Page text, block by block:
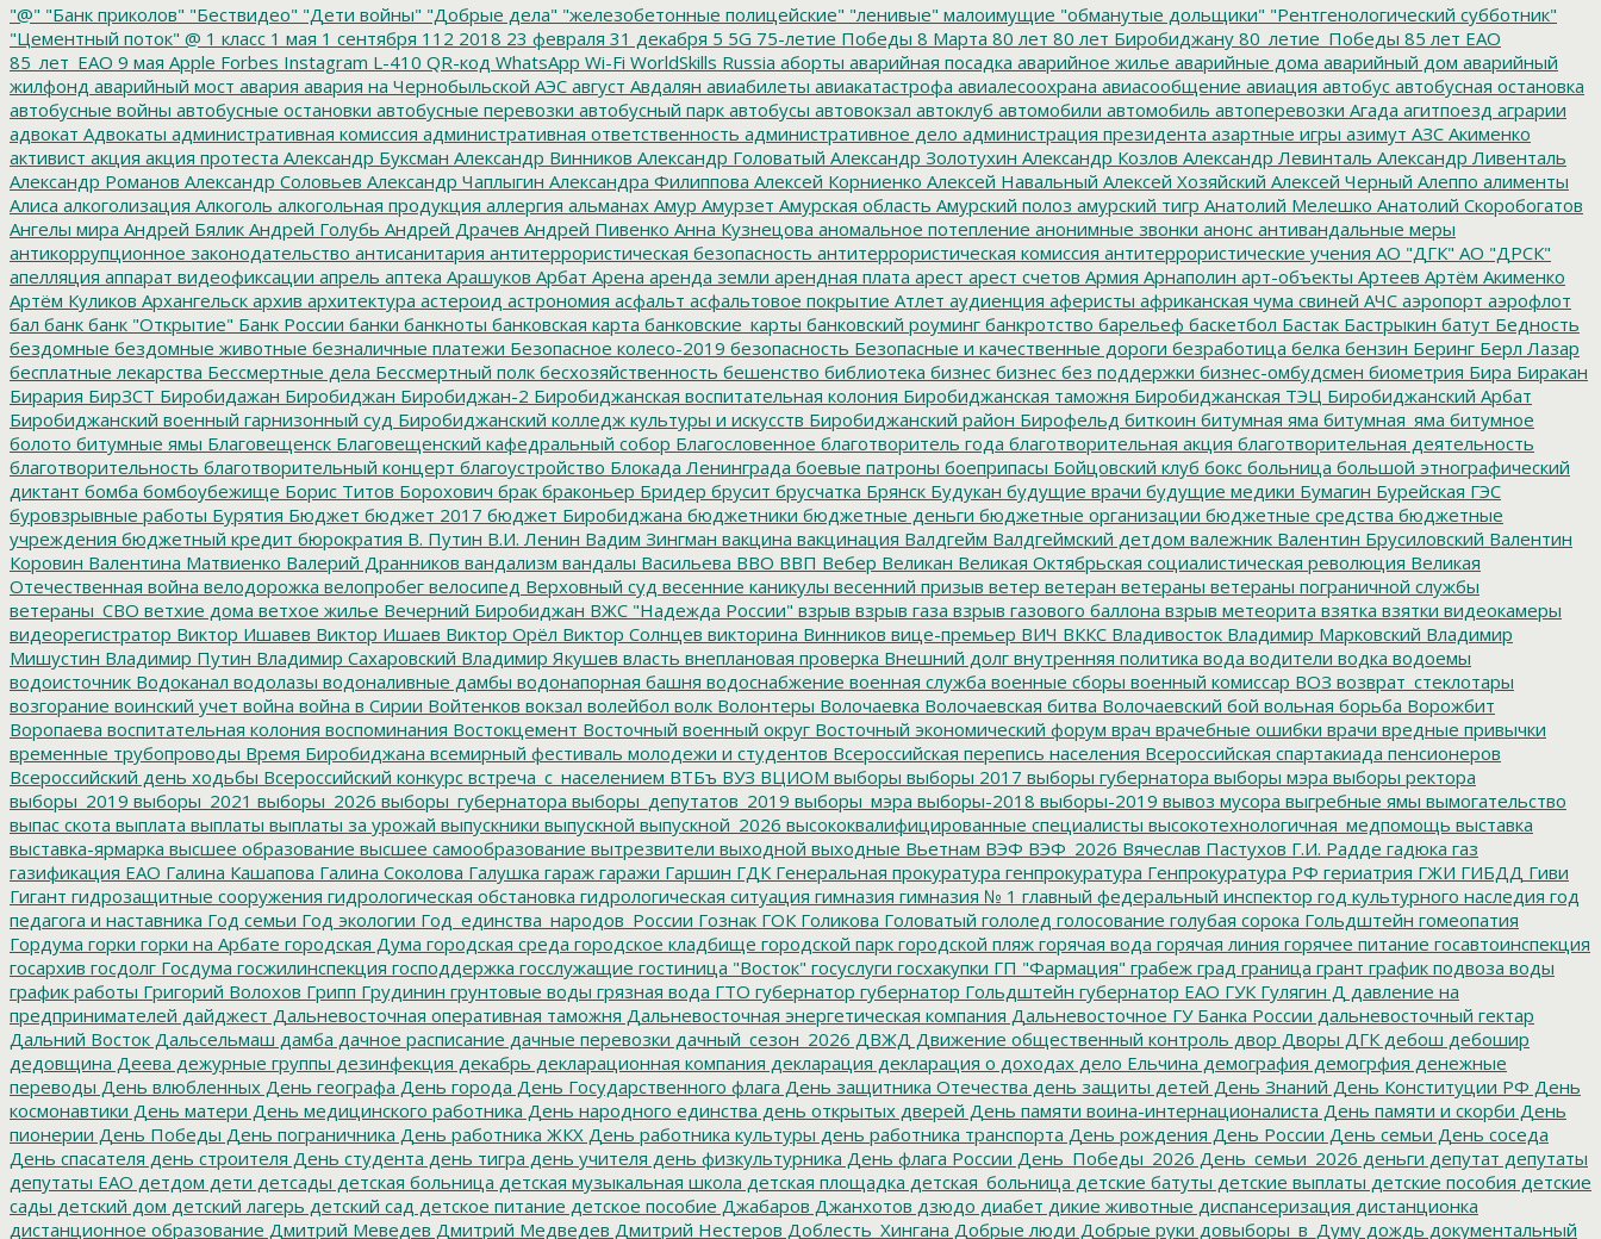
"@" "Банк приколов" "Бествидео" "Дети войны" "Добрые дела" "железобетонные полицейские" "ленивые" малоимущие "обманутые дольщики" "Рентгенологический субботник"
"Цементный поток" @ 1 класс 1 мая 1 сентября 112 2018 23 февраля 31 декабря 5 5G 75-летие Победы 8 Марта 80 лет 80 лет Биробиджану 80_летие_Победы 85 лет ЕАО
85_лет_ЕАО 9 мая Apple Forbes Instagram L-410 QR-код WhatsApp Wi-Fi WorldSkills Russia аборты аварийная посадка аварийное жилье аварийные дома аварийный дом аварийный
жилфонд аварийный мост авария авария на Чернобыльской АЭС август Авдалян авиабилеты авиакатастрофа авиалесоохрана авиасообщение авиация автобус автобусная остановка
автобусные войны автобусные остановки автобусные перевозки автобусный парк автобусы автовокзал автоклуб автомобили автомобиль автоперевозки Агада агитпоезд аграрии
адвокат Адвокаты административная комиссия административная ответственность административное дело администрация президента азартные игры азимут АЗС Акименко
активист акция акция протеста Александр Буксман Александр Винников Александр Головатый Александр Золотухин Александр Козлов Александр Левинталь Александр Ливенталь
Александр Романов Александр Соловьев Александр Чаплыгин Александра Филиппова Алексей Корниенко Алексей Навальный Алексей Хозяйский Алексей Черный Алеппо алименты
Алиса алкоголизация Алкоголь алкогольная продукция аллергия альманах Амур Амурзет Амурская область Амурский полоз амурский тигр Анатолий Мелешко Анатолий Скоробогатов
Ангелы мира Андрей Бялик Андрей Голубь Андрей Драчев Андрей Пивенко Анна Кузнецова аномальное потепление анонимные звонки анонс антивандальные меры
антикоррупционное законодательство антисанитария антитеррористическая безопасность антитеррористическая комиссия антитеррористические учения АО "ДГК" АО "ДРСК"
апелляция аппарат видеофиксации апрель аптека Арашуков Арбат Арена аренда земли арендная плата арест арест счетов Армия Арнаполин арт-объекты Артеев Артём Акименко
Артём Куликов Архангельск архив архитектура астероид астрономия асфальт асфальтовое покрытие Атлет аудиенция аферисты африканская чума свиней АЧС аэропорт аэрофлот
бал банк банк "Открытие" Банк России банки банкноты банковская карта банковские_карты банковский роуминг банкротство барельеф баскетбол Бастак Бастрыкин батут Бедность
бездомные бездомные животные безналичные платежи Безопасное колесо-2019 безопасность Безопасные и качественные дороги безработица белка бензин Беринг Берл Лазар
бесплатные лекарства Бессмертные дела Бессмертный полк бесхозяйственность бешенство библиотека бизнес бизнес без поддержки бизнес-омбудсмен биометрия Бира Биракан
Бирария БирЗСТ Биробидажан Биробиджан Биробиджан-2 Биробиджанская воспитательная колония Биробиджанская таможня Биробиджанская ТЭЦ Биробиджанский Арбат
Биробиджанский военный гарнизонный суд Биробиджанский колледж культуры и искусств Биробиджанский район Бирофельд биткоин битумная яма битумная_яма битумное
болото битумные ямы Благовещенск Благовещенский кафедральный собор Благословенное благотворитель года благотворительная акция благотворительная деятельность
благотворительность благотворительный концерт благоустройство Блокада Ленинграда боевые патроны боеприпасы Бойцовский клуб бокс больница большой этнографический
диктант бомба бомбоубежище Борис Титов Борохович брак браконьер Бридер брусит брусчатка Брянск Будукан будущие врачи будущие медики Бумагин Бурейская ГЭС
буровзрывные работы Бурятия Бюджет бюджет 2017 бюджет Биробиджана бюджетники бюджетные деньги бюджетные организации бюджетные средства бюджетные
учреждения бюджетный кредит бюрократия В. Путин В.И. Ленин Вадим Зингман вакцина вакцинация Валдгейм Валдгеймский детдом валежник Валентин Брусиловский Валентин
Коровин Валентина Матвиенко Валерий Дранников вандализм вандалы Васильева ВВО ВВП Вебер Великан Великая Октябрьская социалистическая революция Великая
Отечественная война велодорожка велопробег велосипед Верховный суд весенние каникулы весенний призыв ветер ветеран ветераны ветераны пограничной службы
ветераны_СВО ветхие дома ветхое жилье Вечерний Биробиджан ВЖС "Надежда России" взрыв взрыв газа взрыв газового баллона взрыв метеорита взятка взятки видеокамеры
видеорегистратор Виктор Ишавев Виктор Ишаев Виктор Орёл Виктор Солнцев викторина Винников вице-премьер ВИЧ ВККС Владивосток Владимир Марковский Владимир
Мишустин Владимир Путин Владимир Сахаровский Владимир Якушев власть внеплановая проверка Внешний долг внутренняя политика вода водители водка водоемы
водоисточник Водоканал водолазы водоналивные дамбы водонапорная башня водоснабжение военная служба военные сборы военный комиссар ВОЗ возврат_стеклотары
возгорание воинский учет война война в Сирии Войтенков вокзал волейбол волк Волонтеры Волочаевка Волочаевская битва Волочаевский бой вольная борьба Ворожбит
Воропаева воспитательная колония воспоминания Востокцемент Восточный военный округ Восточный экономический форум врач врачебные ошибки врачи вредные привычки
временные трубопроводы Время Биробиджана всемирный фестиваль молодежи и студентов Всероссийская перепись населения Всероссийская спартакиада пенсионеров
Всероссийский день ходьбы Всероссийский конкурс встреча_с_населением ВТБъ ВУЗ ВЦИОМ выборы выборы 2017 выборы губернатора выборы мэра выборы ректора
выборы_2019 выборы_2021 выборы_2026 выборы_губернатора выборы_депутатов_2019 выборы_мэра выборы-2018 выборы-2019 вывоз мусора выгребные ямы вымогательство
выпас скота выплата выплаты выплаты за урожай выпускники выпускной выпускной_2026 высококвалифицированные специалисты высокотехнологичная_медпомощь выставка
выставка-ярмарка высшее образование высшее самообразование вытрезвители выходной выходные Вьетнам ВЭФ ВЭФ_2026 Вячеслав Пастухов Г.И. Радде гадюка газ
газификация ЕАО Галина Кашапова Галина Соколова Галушка гараж гаражи Гаршин ГДК Генеральная прокуратура генпрокуратура Генпрокуратура РФ гериатрия ГЖИ ГИБДД Гиви
Гигант гидрозащитные сооружения гидрологическая обстановка гидрологическая ситуация гимназия гимназия № 1 главный федеральный инспектор год культурного наследия год
педагога и наставника Год семьи Год экологии Год_единства_народов_России Гознак ГОК Голикова Головатый гололед голосование голубая сорока Гольдштейн гомеопатия
Гордума горки горки на Арбате городская Дума городская среда городское кладбище городской парк городской пляж горячая вода горячая линия горячее питание госавтоинспекция
госархив госдолг Госдума госжилинспекция господдержка госслужащие гостиница "Восток" госуслуги госхакупки ГП "Фармация" грабеж град граница грант график подвоза воды
график работы Григорий Волохов Грипп Грудинин грунтовые воды грязная вода ГТО губернатор губернатор Гольдштейн губернатор ЕАО ГУК Гулягин Д давление на
предпринимателей дайджест Дальневосточная оперативная таможня Дальневосточная энергетическая компания Дальневосточное ГУ Банка России дальневосточный гектар
Дальний Восток Дальсельмаш дамба дачное расписание дачные перевозки дачный_сезон_2026 ДВЖД Движение общественный контроль двор Дворы ДГК дебош дебошир
дедовщина Деева дежурные группы дезинфекция декабрь декларационная компания декларация декларация о доходах дело Ельчина демография демогрфия денежные
переводы День влюбленных День географа День города День Государственного флага День защитника Отечества день защиты детей День Знаний День Конституции РФ День
космонавтики День матери День медицинского работника День народного единства день открытых дверей День памяти воина-интернационалиста День памяти и скорби День
пионерии День Победы День пограничника День работника ЖКХ День работника культуры день работника транспорта День рождения День России День семьи День соседа
День спасателя день строителя День студента день тигра день учителя день физкультурника День флага России День_Победы_2026 День_семьи_2026 деньги депутат депутаты
депутаты ЕАО детдом дети детсады детская больница детская музыкальная школа детская площадка детская_больница детские батуты детские выплаты детские пособия детские
сады детский дом детский лагерь детский сад детское питание детское пособие Джабаров Джанхотов дзюдо диабет дикие животные диспансеризация дистанционка
дистанционное образование Дмитрий Меведев Дмитрий Медведев Дмитрий Нестеров Доблесть_Хингана Добрые люди Добрые руки довыборы_в_Думу дождь документальный